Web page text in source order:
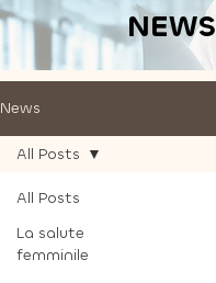
NEWS
News
All Posts
La salute
femminile
All Posts